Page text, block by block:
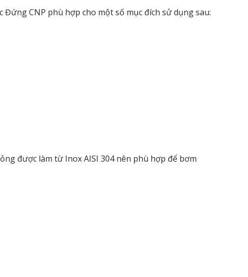
CNP phù hợp cho một số mục đích sử dụng sau:
được làm từ Inox AISI 304 nên phù hợp để bơm